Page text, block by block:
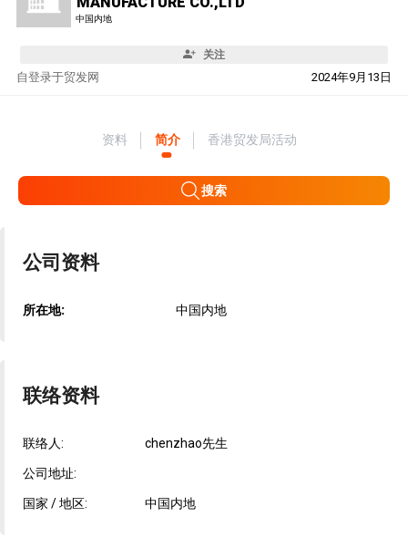
中国内地
关注
自 2024年9月13日
登录于贸发网
资料 简介 香港贸发局活动
搜索
公司资料
所在地: 中国内地
联络资料
联络人: chenzhao先生
公司地址:
国家 / 地区: 中国内地